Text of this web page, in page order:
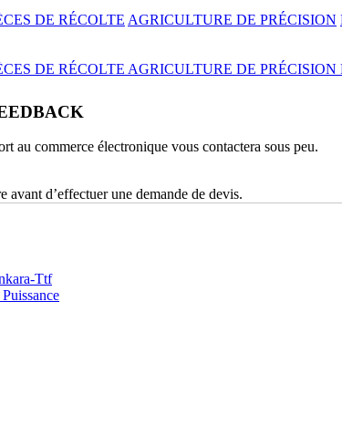
DE RÉCOLTE AGRICULTURE DE PRÉCISION
DE RÉCOLTE AGRICULTURE DE PRÉCISION
au commerce électronique vous contactera sous peu.
avant d’effectuer une demande de devis.
Ttf